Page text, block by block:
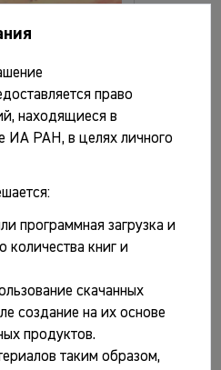
М.: Наука, 1990.
истории нашей
право
находящиеся в
ИА РАН, в целях личного
программная загрузка и
количества книг и
скачанных
создание на их основе
продуктов.
таким образом,